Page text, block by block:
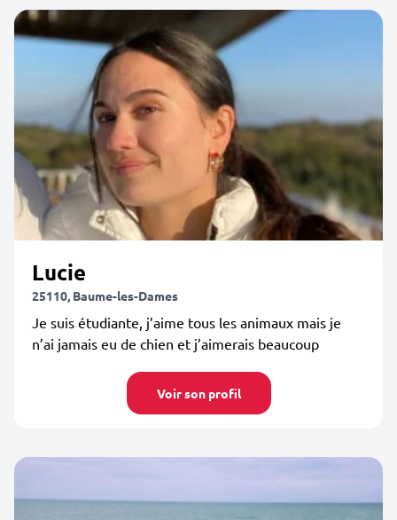
Lucie
25110, Baume-les-Dames
Je suis étudiante, j’aime tous les animaux mais je
n’ai jamais eu de chien et j’aimerais beaucoup
Voir son profil